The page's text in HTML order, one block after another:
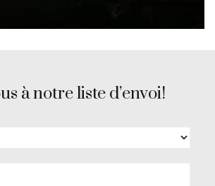
à notre liste d’envoi!